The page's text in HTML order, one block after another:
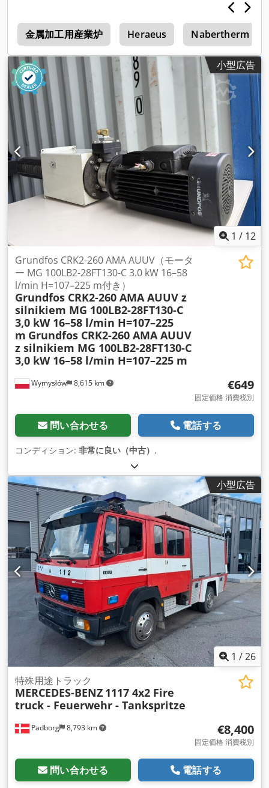
イブロ、ニューモフラップ付き）。 - 計量ホッパーへの原料供
給コンベヤー。 - 計量ホッパー。 - 計量ホッパーからミキサー
への原料供給コンベヤー。 - ミキサー FK Machinery（ポーラ
ンド、2022年製、バケット容量1200 l、エンジン出力18.5
kW）。 - ミキサーからバイブロプレスSIGMA 1000へ混合物を
供給するコンベア。 - バイブロプレス SIGMA 1000： タイプマ
ーク：PIERRE ET BERTRAND SIGMA 1000 自動テレメカニッ
ク制御付き メーカー：ADLER S.A.S. Route de la Bourde,
60360 CREVECOEUR LE GRAND, France 製造番号/製造年/改修
年 - 1017/1989/2009 盤面面積（パレット）：1130mm x
550mm（縦x横） 製品の高さ - 最大250 mm - 生産棚。 - 生産
棚から、オートローダーによって、生産物は次の機構に運ばれ
る。 生産ボードからパレットに自動的に再装填されます。生産
生産ボードは自動的にバイブロプレスに戻されます。 - プログ
ラマー付き制御盤。 - 電気配電盤。 2022年生産金型 200 x 185
x 490。 他にも中古金型が多数あります。 約500ピースの生産
ボードがあります。 エアコンプレッサーはありません。 分
解、組立、設備立ち上げ等承ります。
金属加工用産業炉 Heraeus Nabertherm
小型広告
1 / 12
Wymysłów 8,615 km
Grundfos CRK2-260 AMA AUUV（モータ
ー MG 100LB2-28FT130-C 3.0 kW 16–58
l/min H=107–225 m付き）
Grundfos CRK2-260 AMA AUUV z
silnikiem MG 100LB2-28FT130-C
3,0 kW 16–58 l/min H=107–225
m Grundfos CRK2-260 AMA AUUV
z silnikiem MG 100LB2-28FT130-C
3,0 kW 16–58 l/min H=107–225 m
€649
固定価格 消費税別
問い合わせる 電話する
コンディション: 非常に良い（中古） ,
小型広告
1 /26
Padborg 8,793 km
特殊用途トラック
MERCEDES-BENZ 1117 4x2 Fire
truck - Feuerwehr - Tankspritze
€8,400
固定価格 消費税別
問い合わせる 電話する